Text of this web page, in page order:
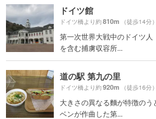
ドイツ館
ドイツ橋より約810m （徒歩14分）
第一次世界大戦中のドイツ
を含む捕虜収容所...
道の駅 第九の里
ドイツ橋より約920m （徒歩16分）
大きさの異なる麵が特徴の
ベンが作曲した第...